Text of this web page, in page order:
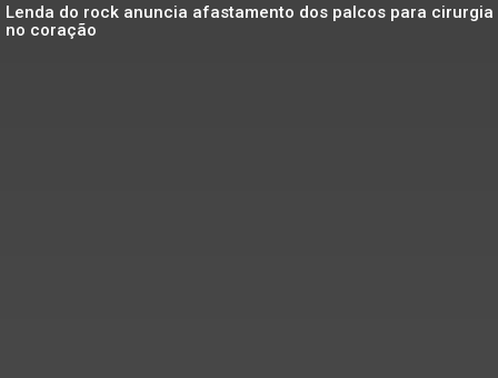
Lenda do rock anuncia afastamento dos palcos para cirurgia
no coração